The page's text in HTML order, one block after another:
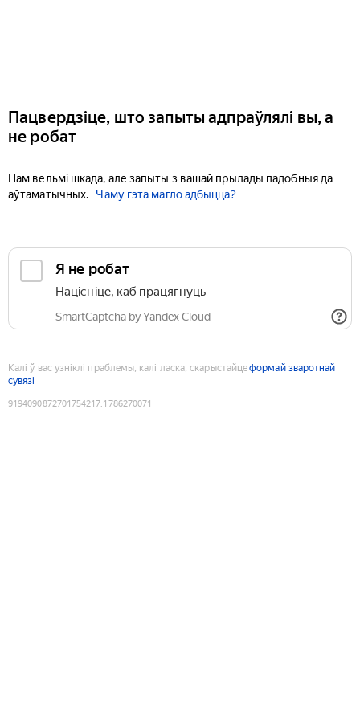
Пацвердзіце, што запыты адпраўлялі вы, а
не робат
Нам вельмі шкада, але запыты з вашай прылады падобныя да
аўтаматычных.
Чаму гэта магло адбыцца?
Я не робат
Націсніце, каб працягнуць
SmartCaptcha by Yandex Cloud
Калі ў вас узніклі праблемы, калі ласка, скарыстайцеформай зваротнай
сувязі
9194090872701754217:1786270071